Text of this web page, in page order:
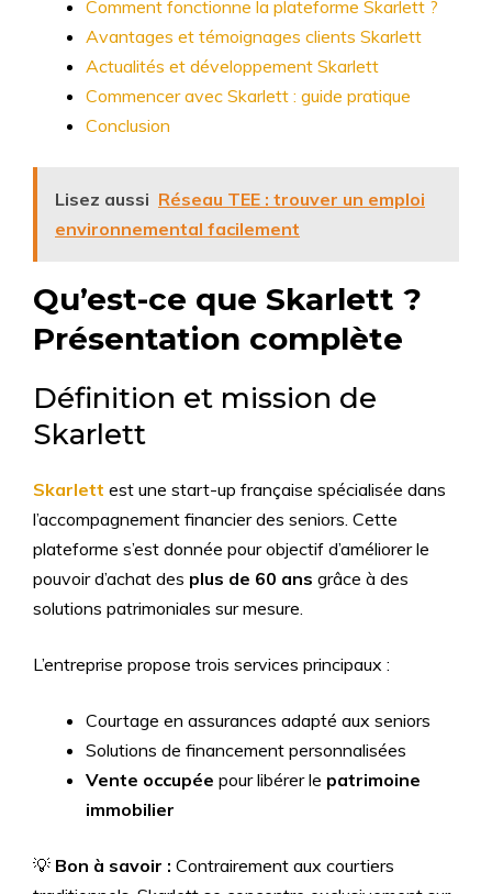
Comment fonctionne la plateforme Skarlett ?
Avantages et témoignages clients Skarlett
Actualités et développement Skarlett
Commencer avec Skarlett : guide pratique
Conclusion
Lisez aussi Réseau TEE : trouver un emploi
environnemental facilement
Qu’est-ce que Skarlett ?
Présentation complète
Définition et mission de
Skarlett
Skarlett est une start-up française spécialisée dans
l’accompagnement financier des seniors. Cette
plateforme s’est donnée pour objectif d’améliorer le
pouvoir d’achat des plus de 60 ans grâce à des
solutions patrimoniales sur mesure.
L’entreprise propose trois services principaux :
Courtage en assurances adapté aux seniors
Solutions de financement personnalisées
Vente occupée pour libérer le patrimoine
immobilier
💡 Bon à savoir : Contrairement aux courtiers